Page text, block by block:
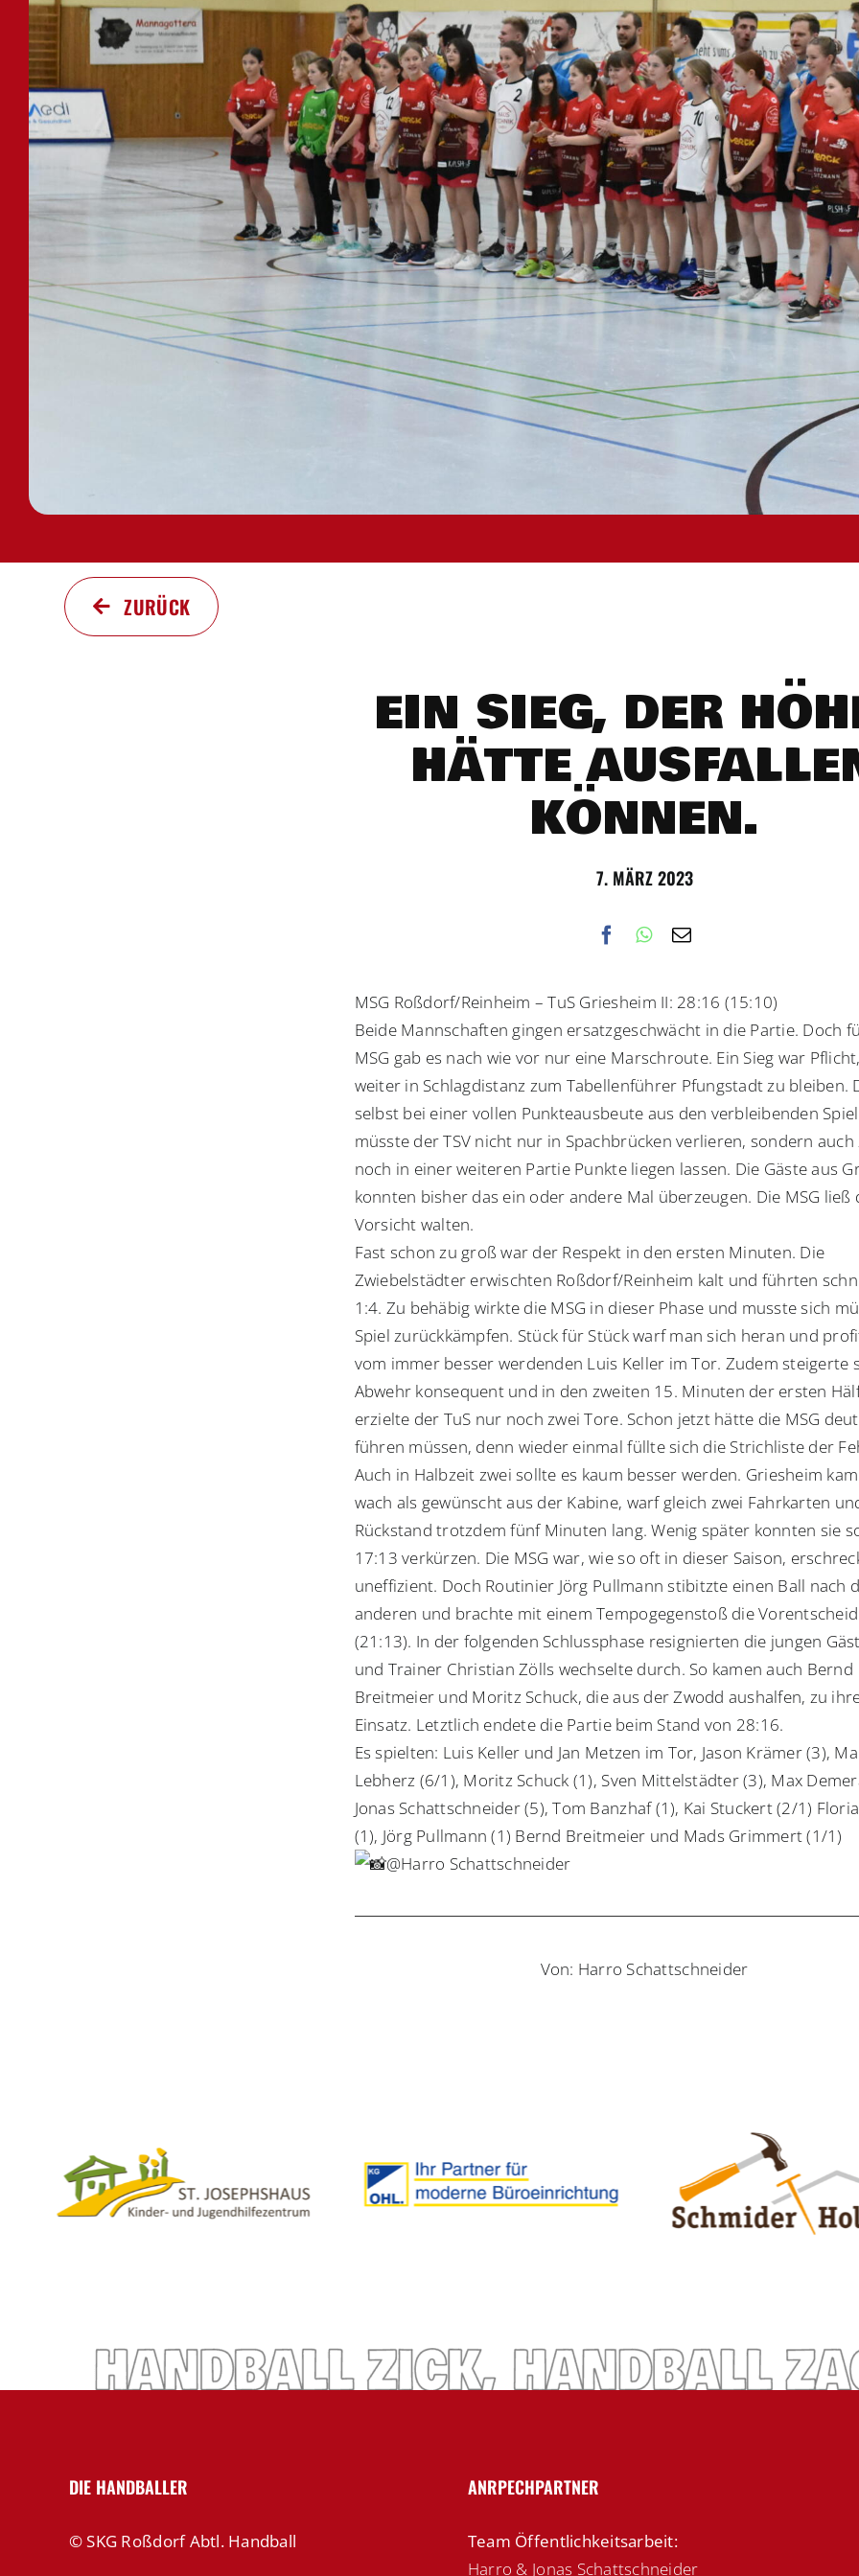
ZURÜCK
EIN SIEG, DER
HÄTTE
KÖNNEN.
7. MÄRZ 2023
MSG Roßdorf/Reinheim – TuS Griesheim II: 28:16 (15:10)
Beide Mannschaften gingen ersatzgeschwächt in die Partie. Doch
MSG gab es nach wie vor nur eine Marschroute. Ein Sieg war
weiter in Schlagdistanz zum Tabellenführer Pfungstadt zu bleiben.
selbst bei einer vollen Punkteausbeute aus den verbleibenden
müsste der TSV nicht nur in Spachbrücken verlieren, sondern
noch in einer weiteren Partie Punkte liegen lassen. Die Gäste aus
konnten bisher das ein oder andere Mal überzeugen. Die MSG ließ
Vorsicht walten.
Fast schon zu groß war der Respekt in den ersten Minuten. Die
Zwiebelstädter erwischten Roßdorf/Reinheim kalt und führten
1:4. Zu behäbig wirkte die MSG in dieser Phase und musste sich
Spiel zurückkämpfen. Stück für Stück warf man sich heran und
vom immer besser werdenden Luis Keller im Tor. Zudem steigerte
Abwehr konsequent und in den zweiten 15. Minuten der ersten
erzielte der TuS nur noch zwei Tore. Schon jetzt hätte die MSG
führen müssen, denn wieder einmal füllte sich die Strichliste der
Auch in Halbzeit zwei sollte es kaum besser werden. Griesheim
wach als gewünscht aus der Kabine, warf gleich zwei Fahrkarten
Rückstand trotzdem fünf Minuten lang. Wenig später konnten sie
17:13 verkürzen. Die MSG war, wie so oft in dieser Saison,
uneffizient. Doch Routinier Jörg Pullmann stibitzte einen Ball nach
anderen und brachte mit einem Tempogegenstoß die
(21:13). In der folgenden Schlussphase resignierten die jungen
und Trainer Christian Zölls wechselte durch. So kamen auch Bernd
Breitmeier und Moritz Schuck, die aus der Zwodd aushalfen, zu
Einsatz. Letztlich endete die Partie beim Stand von 28:16.
Es spielten: Luis Keller und Jan Metzen im Tor, Jason Krämer (3),
Lebherz (6/1), Moritz Schuck (1), Sven Mittelstädter (3), Max
Jonas Schattschneider (5), Tom Banzhaf (1), Kai Stuckert (2/1)
(1), Jörg Pullmann (1) Bernd Breitmeier und Mads Grimmert (1/1)
@Harro Schattschneider
Von: Harro Schattschneider
DIE HANDBALLER
© SKG Roßdorf Abtl. Handball
ANRPECHPARTNER
Team Öffentlichkeitsarbeit:
Harro & Jonas Schattschneider